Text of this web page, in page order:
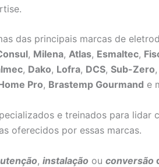
das principais marcas de
, Milena, Atlas, Esmaltec,
, Dako, Lofra, DCS, Sub-Zero,
Pro, Brastemp Gourmand e
e treinados para lidar
oferecidos por essas marcas.
, instalação ou conversão